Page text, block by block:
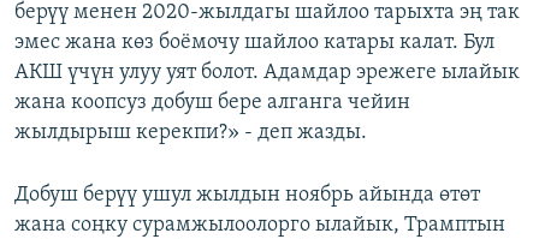
берүү менен 2020-жылдагы шайлоо тарыхта эң так
эмес жана көз боёмочу шайлоо катары калат. Бул
АКШ үчүн улуу уят болот. Адамдар эрежеге ылайык
жана коопсуз добуш бере алганга чейин
жылдырыш керекпи?» - деп жазды.
Добуш берүү ушул жылдын ноябрь айында өтөт
жана соңку сурамжылоолорго ылайык, Трамптын